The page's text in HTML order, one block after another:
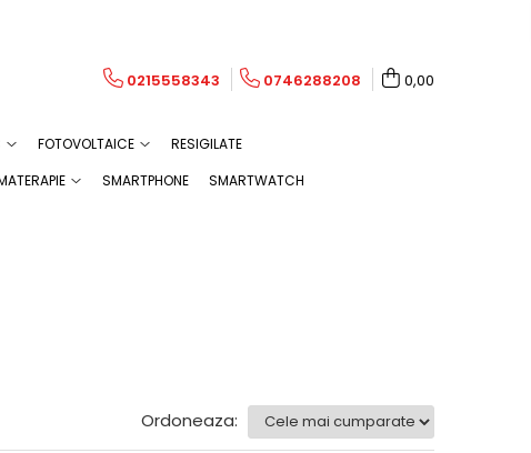
0215558343 0746288208 0,00
FOTOVOLTAICE
RESIGILATE
SMARTPHONE
SMARTWATCH
Ordoneaza: